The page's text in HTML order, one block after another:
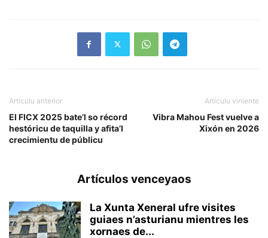
Artículu anterior
El FICX 2025 bate’l so récord
hestóricu de taquilla y afita’l
crecimientu de públicu
Artículu viniente
Vibra Mahou Fest vuelve a
Xixón en 2026
Artículos venceyaos
La Xunta Xeneral ufre visites
guiaes n’asturianu mientres les
xornaes de...